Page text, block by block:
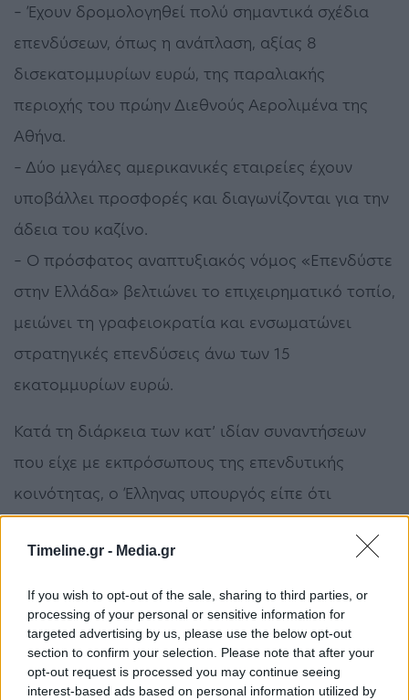
Timeline.gr - Media.gr
If you wish to opt-out of the sale, sharing to third parties, or
processing of your personal or sensitive information for
targeted advertising by us, please use the below opt-out
section to confirm your selection. Please note that after your
opt-out request is processed you may continue seeing
interest-based ads based on personal information utilized by
– Έχουν δρομολογηθεί πολύ σημαντικά σχέδια
επενδύσεων, όπως η ανάπλαση, αξίας 8
δισεκατομμυρίων ευρώ, της παραλιακής
περιοχής του πρώην Διεθνούς Αερολιμένα της
Αθήνα.
– Δύο μεγάλες αμερικανικές εταιρείες έχουν
υποβάλλει προσφορές και διαγωνίζονται για την
άδεια του καζίνο.
– Ο πρόσφατος αναπτυξιακός νόμος «Επενδύστε
στην Ελλάδα» βελτιώνει το επιχειρηματικό τοπίο,
μειώνει τη γραφειοκρατία και ενσωματώνει
στρατηγικές επενδύσεις άνω των 15
εκατομμυρίων ευρώ.
Κατά τη διάρκεια των κατ’ ιδίαν συναντήσεων
που είχε με εκπρόσωπους της επενδυτικής
κοινότητας, ο Έλληνας υπουργός είπε ότι
προσπάθησε να κερδίσει την εμπιστοσύνη των
συνομιλητών του, παρουσιάζοντας συγκεκριμένα
και μετρήσιμα αποτελέσματα.
«Δεν μίλησα γι’ αυτά που θα κάνουμε. Κυρίως,
γιατί πιστεύω ότι καλύτερα πείθει τον άλλο αυτό